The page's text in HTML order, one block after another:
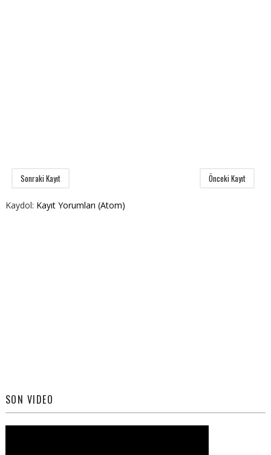
Sonraki Kayıt Önceki Kayıt
Kaydol: Kayıt Yorumları (Atom)
SON VIDEO